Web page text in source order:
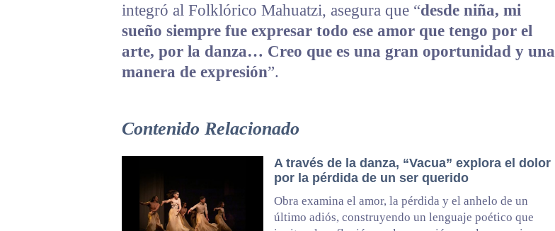
integró al Folklórico Mahuatzi, asegura que “desde niña, mi
sueño siempre fue expresar todo ese amor que tengo por el
arte, por la danza… Creo que es una gran oportunidad y una
manera de expresión”.
Contenido Relacionado
A través de la danza, “Vacua” explora el dolor
por la pérdida de un ser querido
Obra examina el amor, la pérdida y el anhelo de un
último adiós, construyendo un lenguaje poético que